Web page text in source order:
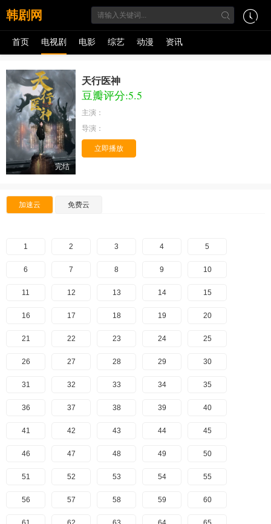
韩剧网
首页 电视剧 电影 综艺 动漫 资讯
完结
天行医神
豆瓣评分:5.5
主演：
导演：
立即播放
加速云 免费云
1 2 3 4 5
6 7 8 9 10
11 12 13 14 15
16 17 18 19 20
21 22 23 24 25
26 27 28 29 30
31 32 33 34 35
36 37 38 39 40
41 42 43 44 45
46 47 48 49 50
51 52 53 54 55
56 57 58 59 60